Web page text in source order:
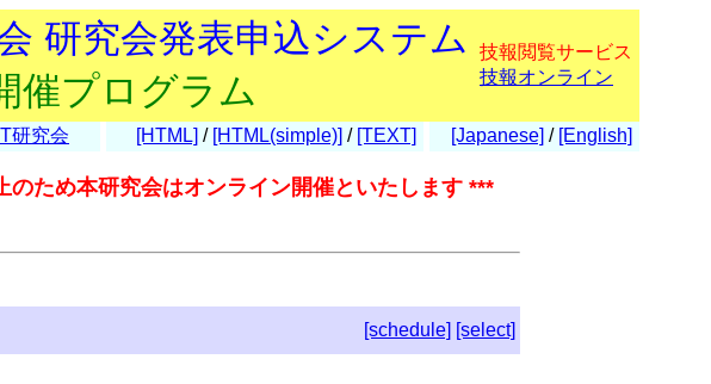
研究会発表申込システム
催プログラム
技報閲覧サービス
技報オンライン
研究会 [HTML] / [HTML(simple)] / [TEXT] [Japanese] / [English]
ため本研究会はオンライン開催といたします ***
[schedule] [select]